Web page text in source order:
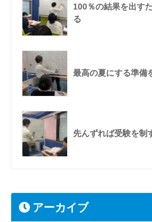
100％の結果を出す
る
最高の夏にする準備
先んずれば受験を制
アーカイブ